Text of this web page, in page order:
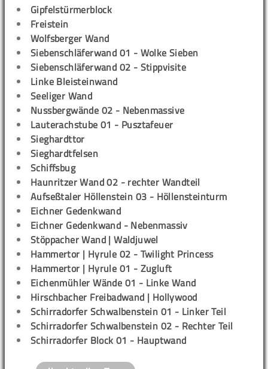
Gipfelstürmerblock
Freistein
Wolfsberger Wand
Siebenschläferwand 01 - Wolke Sieben
Siebenschläferwand 02 - Stippvisite
Linke Bleisteinwand
Seeliger Wand
Nussbergwände 02 - Nebenmassive
Lauterachstube 01 - Pusztafeuer
Sieghardttor
Sieghardtfelsen
Schiffsbug
Haunritzer Wand 02 - rechter Wandteil
Aufseßtaler Höllenstein 03 - Höllensteinturm
Eichner Gedenkwand
Eichner Gedenkwand - Nebenmassiv
Stöppacher Wand | Waldjuwel
Hammertor | Hyrule 02 - Twilight Princess
Hammertor | Hyrule 01 - Zugluft
Eichenmühler Wände 01 - Linke Wand
Hirschbacher Freibadwand | Hollywood
Schirradorfer Schwalbenstein 01 - Linker Teil
Schirradorfer Schwalbenstein 02 - Rechter Teil
Schirradorfer Block 01 - Hauptwand